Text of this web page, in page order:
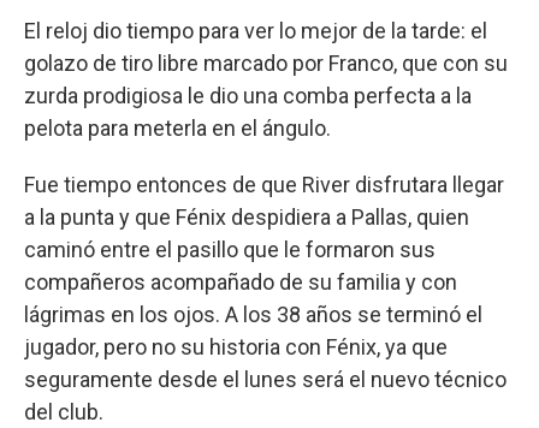
El reloj dio tiempo para ver lo mejor de la tarde: el
golazo de tiro libre marcado por Franco, que con su
zurda prodigiosa le dio una comba perfecta a la
pelota para meterla en el ángulo.
Fue tiempo entonces de que River disfrutara llegar
a la punta y que Fénix despidiera a Pallas, quien
caminó entre el pasillo que le formaron sus
compañeros acompañado de su familia y con
lágrimas en los ojos. A los 38 años se terminó el
jugador, pero no su historia con Fénix, ya que
seguramente desde el lunes será el nuevo técnico
del club.